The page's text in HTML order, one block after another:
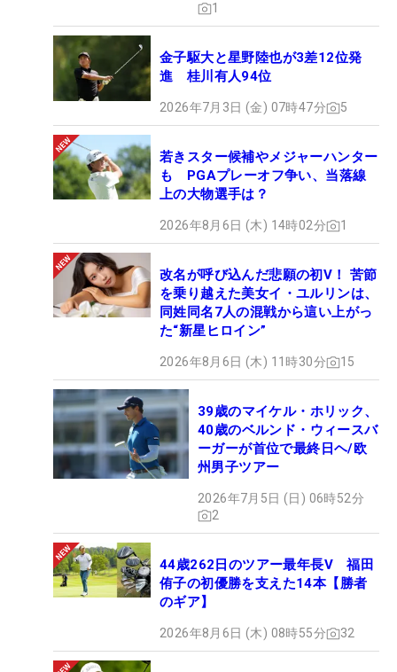
1
金子駆大と星野陸也が3差12位発
進 桂川有人94位
2026年7月3日 (金) 07時47分 5
若きスター候補やメジャーハンター
も PGAプレーオフ争い、当落線
上の大物選手は？
2026年8月6日 (木) 14時02分 1
改名が呼び込んだ悲願の初V！ 苦節
を乗り越えた美女イ・ユルリンは、
同姓同名7人の混戦から這い上がっ
た“新星ヒロイン”
2026年8月6日 (木) 11時30分 15
39歳のマイケル・ホリック、
40歳のベルンド・ウィースバ
ーガーが首位で最終日ヘ/欧
州男子ツアー
2026年7月5日 (日) 06時52分
2
44歳262日のツアー最年長V 福田
侑子の初優勝を支えた14本【勝者
のギア】
2026年8月6日 (木) 08時55分 32